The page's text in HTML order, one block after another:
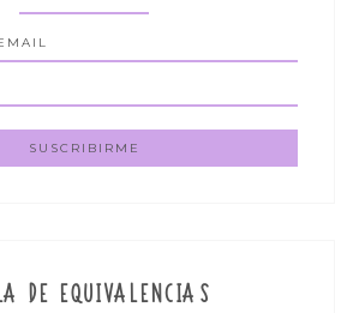
DE EQUIVALENCIAS